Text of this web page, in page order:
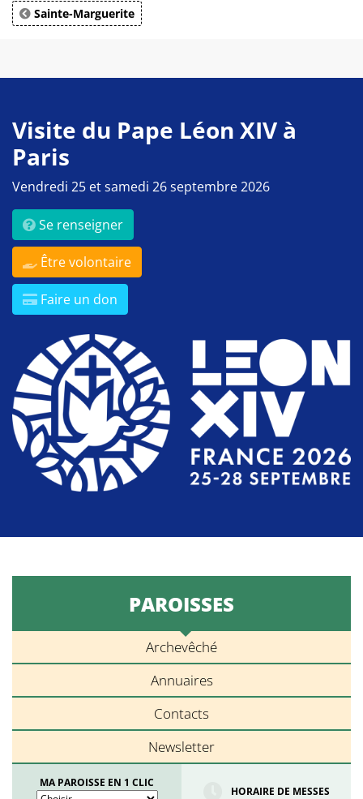
Sainte-Marguerite
Visite du Pape Léon XIV à
Paris
Vendredi 25 et samedi 26 septembre 2026
Se renseigner
Être volontaire
Faire un don
PAROISSES
Archevêché
Annuaires
Contacts
Newsletter
MA PAROISSE EN 1 CLIC
HORAIRE DE MESSES